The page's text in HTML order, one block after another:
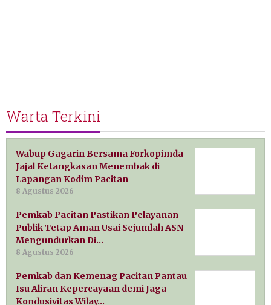
Warta Terkini
Wabup Gagarin Bersama Forkopimda
Jajal Ketangkasan Menembak di
Lapangan Kodim Pacitan
8 Agustus 2026
Pemkab Pacitan Pastikan Pelayanan
Publik Tetap Aman Usai Sejumlah ASN
Mengundurkan Di…
8 Agustus 2026
Pemkab dan Kemenag Pacitan Pantau
Isu Aliran Kepercayaan demi Jaga
Kondusivitas Wilay…